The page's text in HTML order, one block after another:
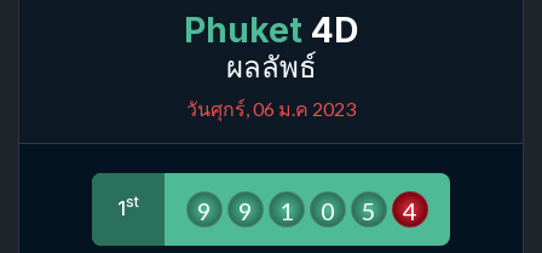
Phuket 4D
ผลลัพธ์
วันศุกร์, 06 ม.ค 2023
1st 9 9 1 0 5 4